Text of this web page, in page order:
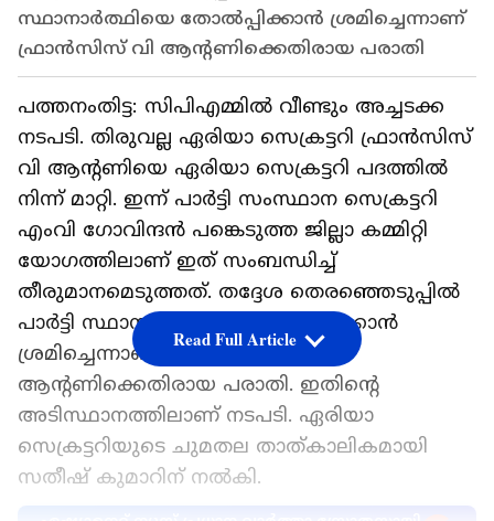
സ്ഥാനാർത്ഥിയെ തോൽപ്പിക്കാൻ ശ്രമിച്ചെന്നാണ്
ഫ്രാൻസിസ് വി ആൻ്റണിക്കെതിരായ പരാതി
പത്തനംതിട്ട: സിപിഎമ്മിൽ വീണ്ടും അച്ചടക്ക
നടപടി. തിരുവല്ല ഏരിയാ സെക്രട്ടറി ഫ്രാൻസിസ്
വി ആന്റണിയെ ഏരിയാ സെക്രട്ടറി പദത്തിൽ
നിന്ന് മാറ്റി. ഇന്ന് പാർട്ടി സംസ്ഥാന സെക്രട്ടറി
എംവി ഗോവിന്ദൻ പങ്കെടുത്ത ജില്ലാ കമ്മിറ്റി
യോഗത്തിലാണ് ഇത് സംബന്ധിച്ച്
തീരുമാനമെടുത്തത്. തദ്ദേശ തെരഞ്ഞെടുപ്പിൽ
പാർട്ടി സ്ഥാനാർത്ഥിയെ തോൽപ്പിക്കാൻ
ശ്രമിച്ചെന്നാണ് ഫ്രാൻസിസ് വി
ആൻ്റണിക്കെതിരായ പരാതി. ഇതിന്റെ
അടിസ്ഥാനത്തിലാണ് നടപടി. ഏരിയാ
സെക്രട്ടറിയുടെ ചുമതല താത്കാലികമായി
സതീഷ് കുമാറിന് നൽകി.
Read Full Article